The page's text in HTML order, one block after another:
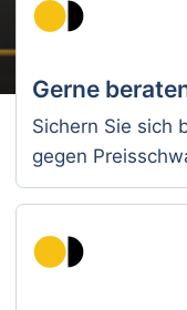
Gerne
Sichern Sie sich
gegen